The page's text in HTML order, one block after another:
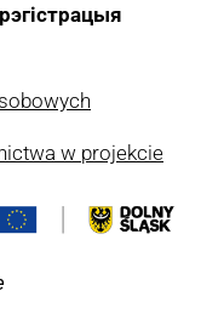
w projekcie